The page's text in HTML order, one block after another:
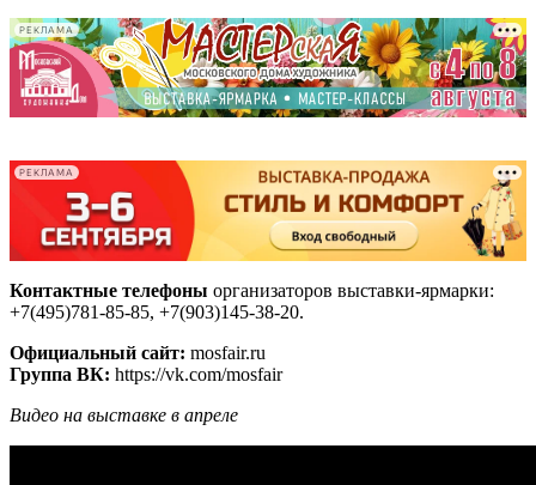
РЕКЛАМА
РЕКЛАМА
Контактные телефоны организаторов выставки-ярмарки:
+7(495)781-85-85, +7(903)145-38-20.
Официальный сайт: mosfair.ru
Группа ВК: https://vk.com/mosfair
Видео на выставке в апреле